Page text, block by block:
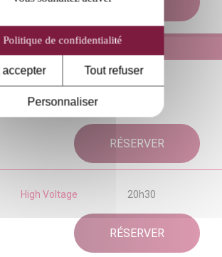
Le comte de
Bouderbala 4
20h30
RÉSERVER
High Voltage 20h30
RÉSERVER
Politique de confidentialité
accepter Tout refuser
Personnaliser